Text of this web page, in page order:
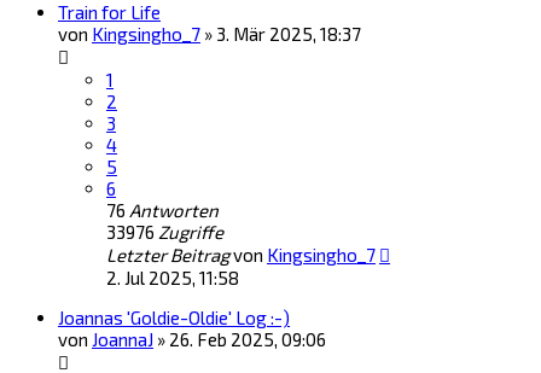
Train for Life
von Kingsingho_7 » 3. Mär 2025, 18:37
1
2
3
4
5
6
76 Antworten
33976 Zugriffe
Letzter Beitragvon Kingsingho_7
2. Jul 2025, 11:58
Joannas 'Goldie-Oldie' Log :-)
von JoannaJ » 26. Feb 2025, 09:06